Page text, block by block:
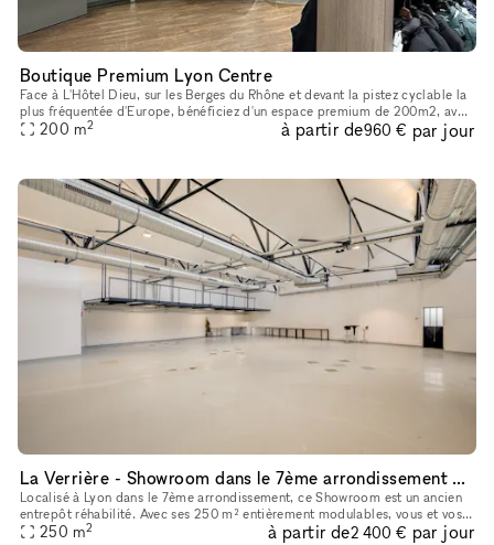
Boutique Premium Lyon Centre
Face à L'Hôtel Dieu, sur les Berges du Rhône et devant la pistez cyclable la
plus fréquentée d'Europe, bénéficiez d'un espace premium de 200m2, avec
2 grandes vitrines
200 m2 à partir de960 € par jour
La Verrière - Showroom dans le 7ème arrondissement de Lyon
Localisé à Lyon dans le 7ème arrondissement, ce Showroom est un ancien
entrepôt réhabilité. Avec ses 250 m² entièrement modulables, vous et vos
convives serez séduits par son volume et sa luminosité
250 m2 à partir de2 400 € par jour